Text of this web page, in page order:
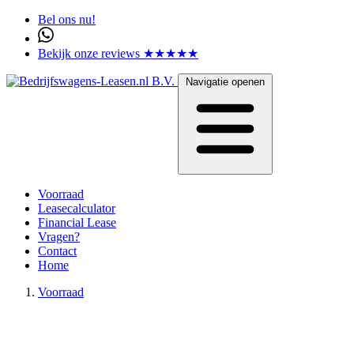
Bel ons nu!
Bekijk onze reviews ★★★★★
Navigatie openen
Voorraad
Leasecalculator
Financial Lease
Vragen?
Contact
Home
Voorraad